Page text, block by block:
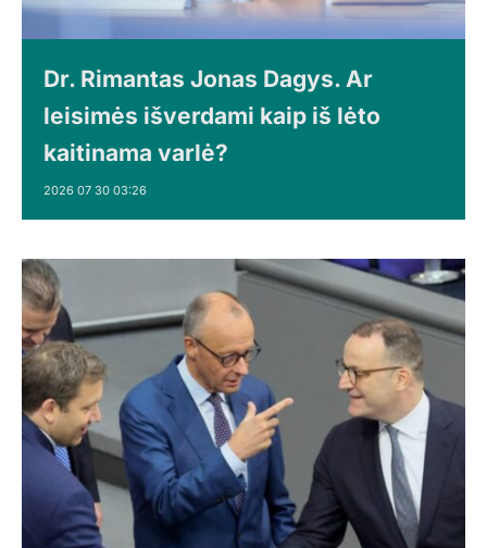
Dr. Rimantas Jonas Dagys. Ar
leisimės išverdami kaip iš lėto
kaitinama varlė?
2026 07 30 03:26